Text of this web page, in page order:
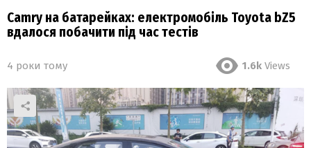
Camry на батарейках: електромобіль Toyota bZ5
вдалося побачити під час тестів
4 роки тому 1.6k Views